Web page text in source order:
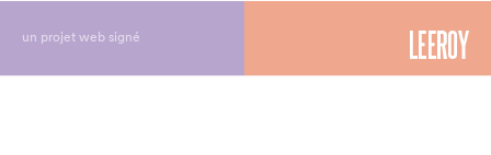
un projet web signé